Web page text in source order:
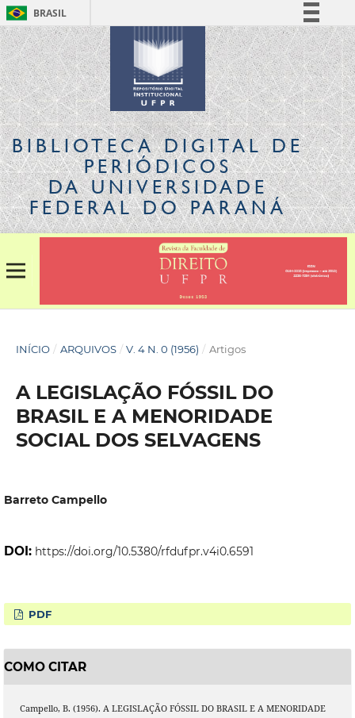
BRASIL
Simplifique!
Comunica BR
Participe
Acesso à informação
Legislação
Canais
BIBLIOTECA DIGITALDE
PERIÓDICOS
DA UNIVERSIDADE
FEDERAL DO PARANÁ
INÍCIO / ARQUIVOS / V. 4 N. 0 (1956) / Artigos
A LEGISLAÇÃO FÓSSIL DO
BRASIL E A MENORIDADE
SOCIAL DOS SELVAGENS
Barreto Campello
DOI: https://doi.org/10.5380/rfdufpr.v4i0.6591
PDF
COMO CITAR
Campello, B. (1956). A LEGISLAÇÃO FÓSSIL DO BRASIL E A MENORIDADE